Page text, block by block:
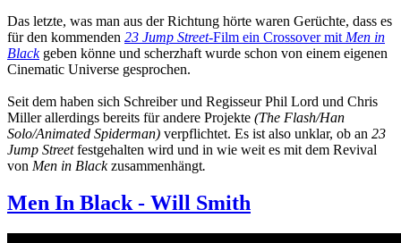
Das letzte, was man aus der Richtung hörte waren Gerüchte, dass es
für den kommenden 23 Jump Street-Film ein Crossover mit Men in
Blackgeben könne und scherzhaft wurde schon von einem eigenen
Cinematic Universe gesprochen.
Seit dem haben sich Schreiber und Regisseur Phil Lord und Chris
Miller allerdings bereits für andere Projekte (The Flash/Han
Solo/Animated Spiderman) verpflichtet. Es ist also unklar, ob an 23
Jump Streetfestgehalten wird und in wie weit es mit dem Revival
von Men in Blackzusammenhängt.
Men In Black - Will Smith